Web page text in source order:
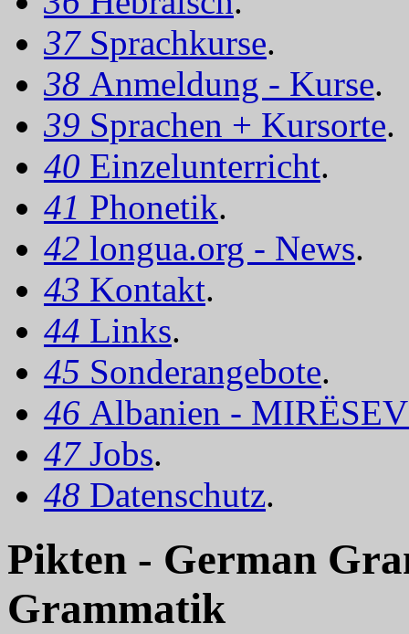
37 Sprachkurse.
38 Anmeldung - Kurse.
39 Sprachen + Kursorte.
40 Einzelunterricht.
41 Phonetik.
42 longua.org - News.
43 Kontakt.
44 Links.
45 Sonderangebote.
46 Albanien -
47 Jobs.
48 Datenschutz.
Pikten - German
Grammatik